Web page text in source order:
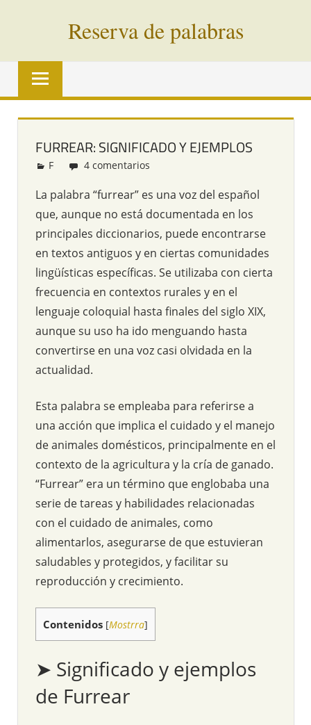
Reserva de palabras
Palabras
vías
todo
mundo
FURREAR: SIGNIFICADO Y EJEMPLOS
Redacción
F 4 comentarios
La palabra “furrear” es una voz del español
que, aunque no está documentada en los
principales diccionarios, puede encontrarse
en textos antiguos y en ciertas comunidades
lingüísticas específicas. Se utilizaba con cierta
frecuencia en contextos rurales y en el
lenguaje coloquial hasta finales del siglo XIX,
aunque su uso ha ido menguando hasta
convertirse en una voz casi olvidada en la
actualidad.
Esta palabra se empleaba para referirse a
una acción que implica el cuidado y el manejo
de animales domésticos, principalmente en el
contexto de la agricultura y la cría de ganado.
“Furrear” era un término que englobaba una
serie de tareas y habilidades relacionadas
con el cuidado de animales, como
alimentarlos, asegurarse de que estuvieran
saludables y protegidos, y facilitar su
reproducción y crecimiento.
Contenidos [Mostrra]
➤ Significado y ejemplos
de Furrear